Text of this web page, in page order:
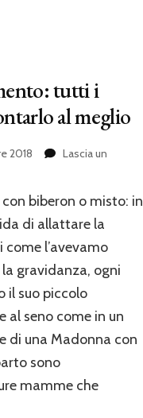
tutti i
al meglio
2018
Lascia un
biberon o misto: in
di allattare la
l’avevamo
gravidanza, ogni
il suo piccolo
seno come in un
di una Madonna con
sono
mamme che